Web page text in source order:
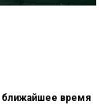
ближайшее время